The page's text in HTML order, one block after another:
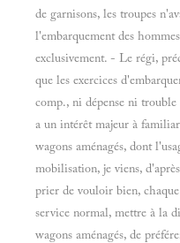
de garnisons, les troupes
l'embarquement des
exclusivement. - Le régi,
que les exercices
comp., ni dépense ni
a un intérêt majeur à
wagons aménagés, dont
mobilisation, je viens,
prier de vouloir bien,
service normal, mettre à la
wagons aménagés, de